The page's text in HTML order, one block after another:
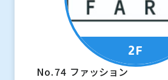
2F
No.74 ファッション